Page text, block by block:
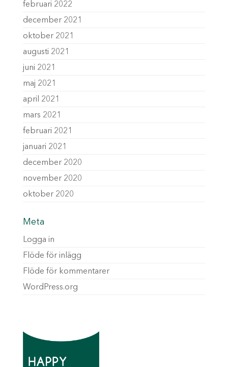
februari 2022
december 2021
oktober 2021
augusti 2021
juni 2021
maj 2021
april 2021
mars 2021
februari 2021
januari 2021
december 2020
november 2020
oktober 2020
Meta
Logga in
Flöde för inlägg
Flöde för kommentarer
WordPress.org